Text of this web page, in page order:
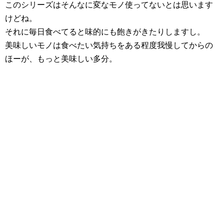
このシリーズはそんなに変なモノ使ってないとは思います
けどね。
それに毎日食べてると味的にも飽きがきたりしますし。
美味しいモノは食べたい気持ちをある程度我慢してからの
ほーが、もっと美味しい多分。